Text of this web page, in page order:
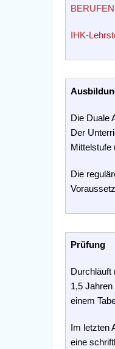
IHK-
Die Duale
Der
Mittelstufe
Die
Prüfung
Durchläuft
1,5
einem
Im letzten
eine